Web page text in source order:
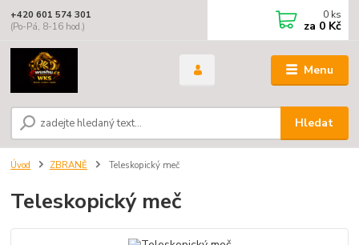
Menu
Hledat
+420 601 574 301
(Po-Pá, 8-16 hod.)
0 ks
za 0 Kč
Úvod ZBRANĚ Teleskopický meč
Teleskopický meč